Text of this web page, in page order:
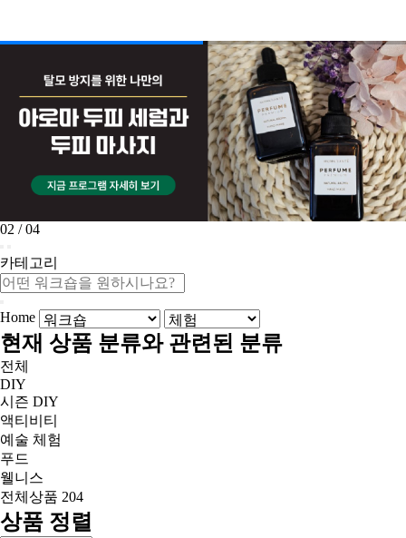
02 /04
카테고리
Home
현재 상품 분류와 관련된 분류
전체
DIY
시즌 DIY
액티비티
예술 체험
푸드
웰니스
전체상품 204
상품 정렬